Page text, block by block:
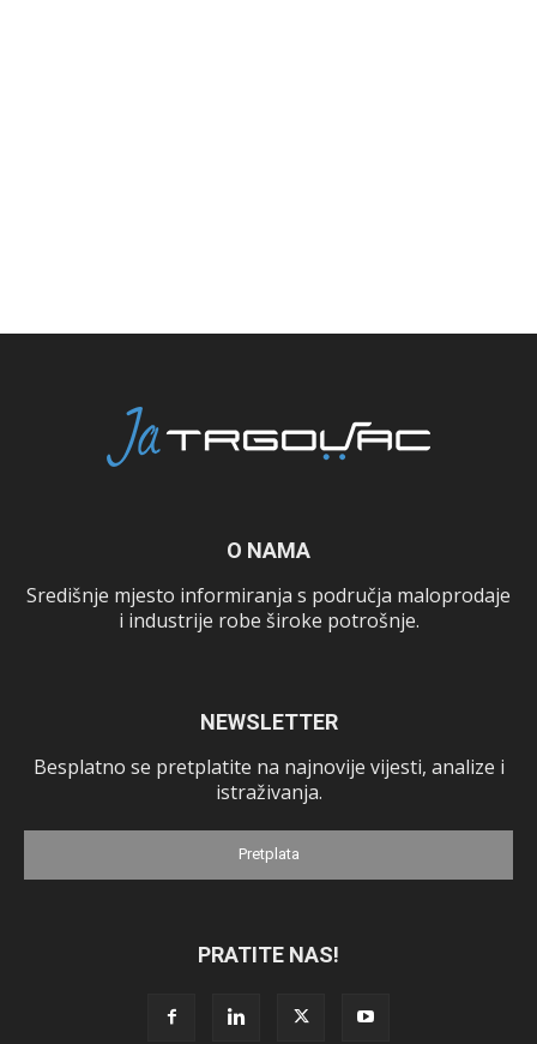
O NAMA
Središnje mjesto informiranja s područja maloprodaje
i industrije robe široke potrošnje.
NEWSLETTER
Besplatno se pretplatite na najnovije vijesti, analize i
istraživanja.
Pretplata
PRATITE NAS!